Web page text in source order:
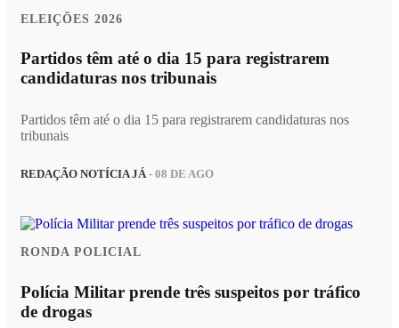
ELEIÇÕES 2026
Partidos têm até o dia 15 para registrarem
candidaturas nos tribunais
Partidos têm até o dia 15 para registrarem candidaturas nos
tribunais
REDAÇÃO NOTÍCIA JÁ - 08 DE AGO
RONDA POLICIAL
Polícia Militar prende três suspeitos por tráfico
de drogas